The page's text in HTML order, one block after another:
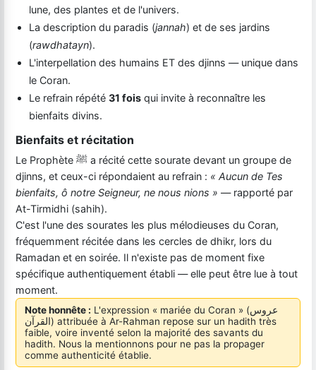
lune, des plantes et de l'univers.
La description du paradis (jannah) et de ses jardins
(rawdhatayn).
L'interpellation des humains ET des djinns — unique dans
le Coran.
Le refrain répété 31 foisqui invite à reconnaître les
bienfaits divins.
Bienfaits et récitation
Le Prophète ﷺ a récité cette sourate devant un groupe de
djinns, et ceux-ci répondaient au refrain : « Aucun de Tes
bienfaits, ô notre Seigneur, ne nous nions » — rapporté par
At-Tirmidhi (sahih).
C'est l'une des sourates les plus mélodieuses du Coran,
fréquemment récitée dans les cercles de dhikr, lors du
Ramadan et en soirée. Il n'existe pas de moment fixe
spécifique authentiquement établi — elle peut être lue à tout
moment.
Note honnête : L'expression « mariée du Coran » (عروس
القرآن) attribuée à Ar-Rahman repose sur un hadith très
faible, voire inventé selon la majorité des savants du
hadith. Nous la mentionnons pour ne pas la propager
comme authenticité établie.